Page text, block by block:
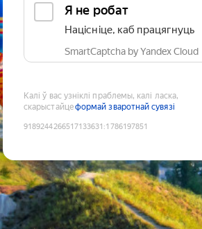
Я не робат
Націсніце, каб працягнуць
SmartCaptcha by Yandex Cloud
Калі ў вас узніклі праблемы, калі ласка,
скарыстайцеформай зваротнай сувязі
9189244266517133631 :1786197851